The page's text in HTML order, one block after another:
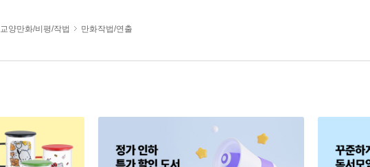
교양만화/비평/작법 만화작법/연출